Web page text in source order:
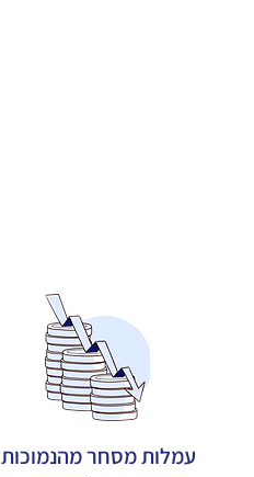
עמלות מסחר מהנמוכות